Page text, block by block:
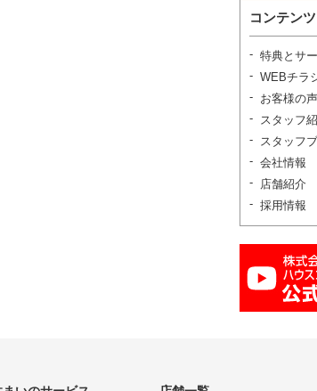
コンテンツ
特典とサ
WEBチラ
お客様の声
スタッフ
スタッフ
会社情報
店舗紹介
採用情報